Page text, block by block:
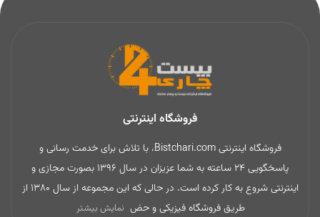
فروشگاه اینترنتی
فروشگاه اینترنتی Bistchari.com، با تلاش برای خدمت رسانی و
پاسخگویی 24 ساعته به شما عزیزان در سال 1396 بصورت مجازی و
اینترنتی شروع به کار کرده است. در حالی که این مجموعه از سال 1380 از
طریق فروشگاه فیزیکی و حض نمایش بیشتر